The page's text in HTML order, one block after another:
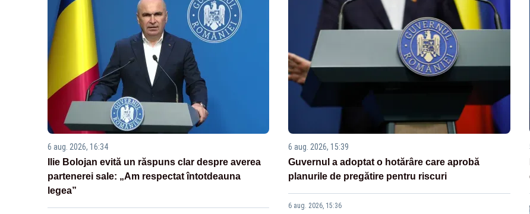
6 aug. 2026, 16:34
Ilie Bolojan evită un răspuns clar despre averea
partenerei sale: „Am respectat întotdeauna
legea”
6 aug. 2026, 15:39
Guvernul a adoptat o hotărâre care aprobă
planurile de pregătire pentru riscuri
6 aug. 2026, 15:36